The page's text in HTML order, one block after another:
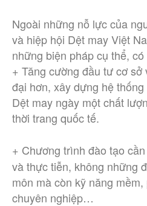
Ngoài những nỗ lực của
và hiệp hội Dệt may Việt
những biện pháp cụ thể,
+ Tăng cường đầu tư cơ
đại hơn, xây dựng hệ
Dệt may ngày một chất
thời trang quốc tế.
+ Chương trình đào tạo
và thực tiễn, không những
môn mà còn kỹ năng
chuyên nghiệp…